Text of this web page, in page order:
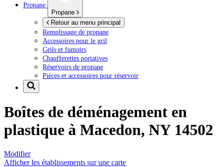
Propane
Propane
Retour au menu principal
Remplissage de propane
Accessoires pour le gril
Grils et fumoirs
Chaufferettes portatives
Réservoirs de propane
Pièces et accessoires pour réservoir
Boîtes de déménagement en
plastique à Macedon, NY 14502
Modifier
Afficher les établissements sur une carte